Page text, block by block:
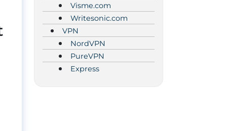
Visme.com
Writesonic.com
VPN
NordVPN
PureVPN
Express